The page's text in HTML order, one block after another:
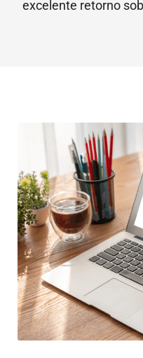
excelente retorno